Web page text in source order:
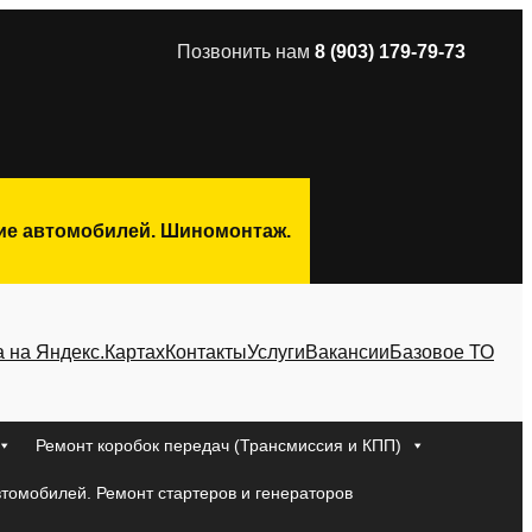
Позвонить нам 8 (903) 179-79-73
автомобилей. Шиномонтаж.
на Яндекс.КартахКонтактыУслугиВакансииБазовое ТО
Ремонт коробок передач (Трансмиссия и КПП)
Ремонт стартеров и генераторов